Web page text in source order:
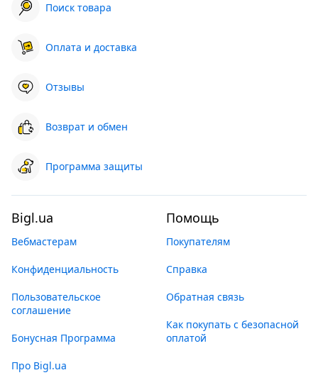
Поиск товара
Оплата и доставка
Отзывы
Возврат и обмен
Программа защиты
Bigl.ua
Вебмастерам
Конфиденциальность
Пользовательское
соглашение
Бонусная Программа
Про Bigl.ua
Помощь
Покупателям
Справка
Обратная связь
Как покупать с безопасной
оплатой